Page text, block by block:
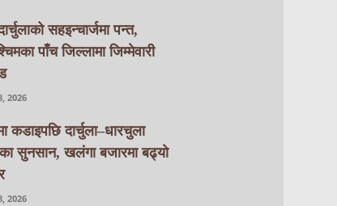
सहइन्चार्जमा पन्त,
पाँच जिल्लामा जिम्मेवारी
2026
कडाइपछि दार्चुला–धारचुला
सुनसान, खलंगा बजारमा बढ्यो
2026